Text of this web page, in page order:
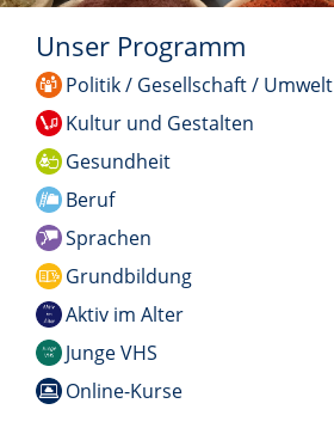
Unser Programm
Politik / Gesellschaft / Umwelt
Kultur und Gestalten
Gesundheit
Beruf
Sprachen
Grundbildung
Aktiv im Alter
Junge VHS
Online-Kurse